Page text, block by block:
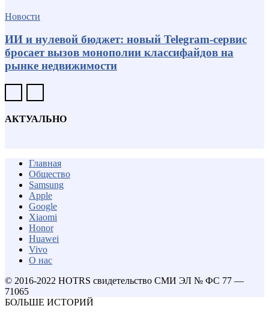
Новости
ИИ и нулевой бюджет: новый Telegram-сервис
бросает вызов монополии классифайдов на
рынке недвижимости
АКТУАЛЬНО
Главная
Общество
Samsung
Apple
Google
Xiaomi
Honor
Huawei
Vivo
О нас
© 2016-2022 HOTRS свидетельство СМИ ЭЛ № ФС 77 —
71065
БОЛЬШЕ ИСТОРИЙ